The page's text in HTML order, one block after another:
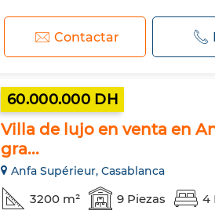
Contactar
60.000.000 DH
Villa de lujo en venta en
gra...
Anfa Supérieur, Casablanca
3200 m² 9 Piezas 4